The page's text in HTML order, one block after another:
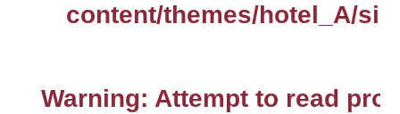
content/themes/hotel_A/
Warning: Attempt to read